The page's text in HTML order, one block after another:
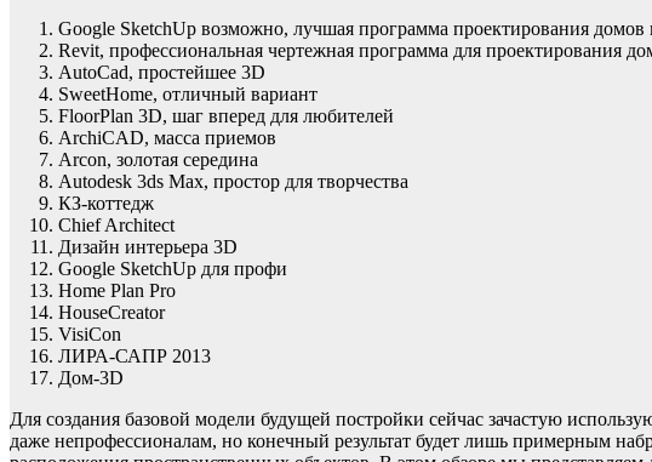
Google SketchUp возможно, лучшая программа проектирования домов
Revit, профессиональная чертежная программа для проектирования
AutoCad, простейшее 3D
SweetHome, отличный вариант
FloorPlan 3D, шаг вперед для любителей
ArchiCAD, масса приемов
Arcon, золотая середина
Autodesk 3ds Max, простор для творчества
КЗ-коттедж
Chief Architect
Дизайн интерьера 3D
Google SketchUp для профи
Home Plan Pro
HouseCreator
VisiCon
ЛИРА-САПР 2013
Дом-3D
Для создания базовой модели будущей постройки сейчас зачастую
даже непрофессионалам, но конечный результат будет лишь примерным